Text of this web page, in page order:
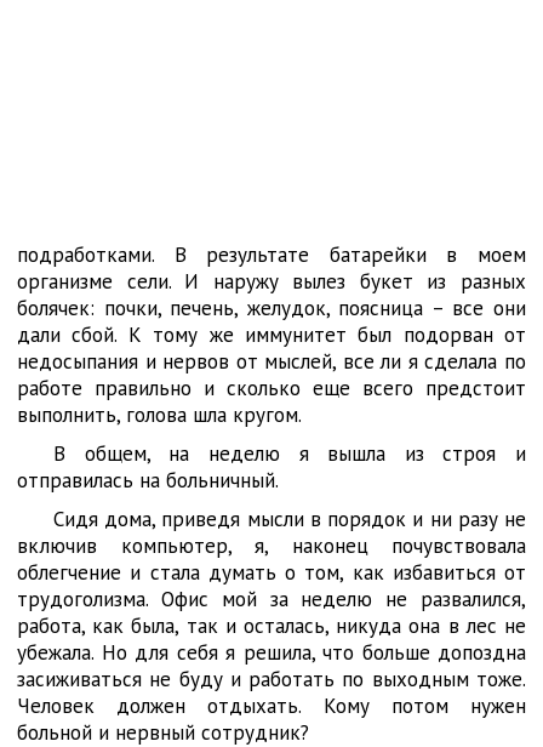
подработками. В результате батарейки в моем
организме сели. И наружу вылез букет из разных
болячек: почки, печень, желудок, поясница – все они
дали сбой. К тому же иммунитет был подорван от
недосыпания и нервов от мыслей, все ли я сделала по
работе правильно и сколько еще всего предстоит
выполнить, голова шла кругом.
В общем, на неделю я вышла из строя и
отправилась на больничный.
Сидя дома, приведя мысли в порядок и ни разу не
включив компьютер, я, наконец почувствовала
облегчение и стала думать о том, как избавиться от
трудоголизма. Офис мой за неделю не развалился,
работа, как была, так и осталась, никуда она в лес не
убежала. Но для себя я решила, что больше допоздна
засиживаться не буду и работать по выходным тоже.
Человек должен отдыхать. Кому потом нужен
больной и нервный сотрудник?